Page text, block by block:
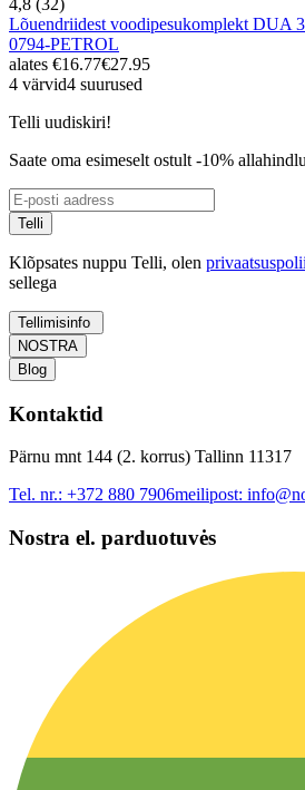
4,8 (32)
Lõuendriidest voodipesukomplekt DUA
0794-PETROL
alates €16.77€27.95
4 värvid4 suurused
Telli uudiskiri!
Saate oma esimeselt ostult -10%
Telli
Klõpsates nuppu Telli, olen
sellega
Tellimisinfo
NOSTRA
Blog
Kontaktid
Pärnu mnt 144 (2. korrus) Tallinn 11317
Tel. nr.: +372 880 7906meilipost:
Nostra el. parduotuvės